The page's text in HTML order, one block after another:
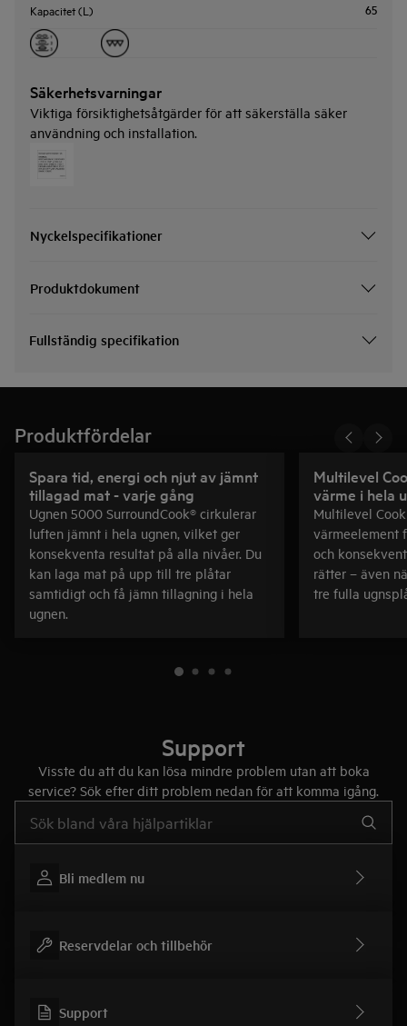
Kapacitet (L) 65
Säkerhetsvarningar
Viktiga försiktighetsåtgärder för att säkerställa säker
användning och installation.
Nyckelspecifikationer
Produktdokument
Fullständig specifikation
Produktfördelar
Spara tid, energi och njut av jämnt
tillagad mat - varje gång
Ugnen 5000 SurroundCook® cirkulerar
luften jämnt i hela ugnen, vilket ger
konsekventa resultat på alla nivåer. Du
kan laga mat på upp till tre plåtar
samtidigt och få jämn tillagning i hela
ugnen.
Multilevel
värme i hela
Multilevel
värmeelement
och
rätter – även
tre fulla
Support
Visste du att du kan lösa mindre problem utan att boka
service? Sök efter ditt problem nedan för att komma igång.
Bli medlem nu
Reservdelar och tillbehör
Support